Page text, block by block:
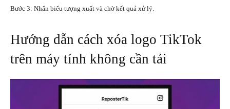
Bước 3: Nhấn biểu tượng xuất và chờ kết quả xử lý.
Hướng dẫn cách xóa logo TikTok
trên máy tính không cần tải